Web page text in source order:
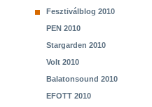
Fesztiválblog 2010
PEN 2010
Stargarden 2010
Volt 2010
Balatonsound 2010
EFOTT 2010